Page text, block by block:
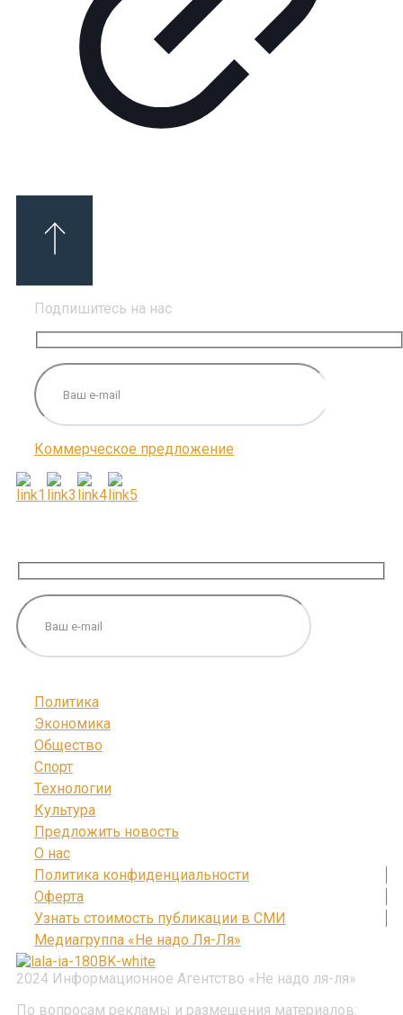
Подпишитесь на нас
Коммерческое предложение
Политика
Экономика
Общество
Спорт
Технологии
Культура
Предложить новость
О нас
2024 Информационное Агентство «Не надо ля-ля»
По вопросам рекламы и размещения материалов:
Политика конфиденциальности
Оферта
Узнать стоимость публикации в СМИ
Медиагруппа «Не надо Ля-Ля»